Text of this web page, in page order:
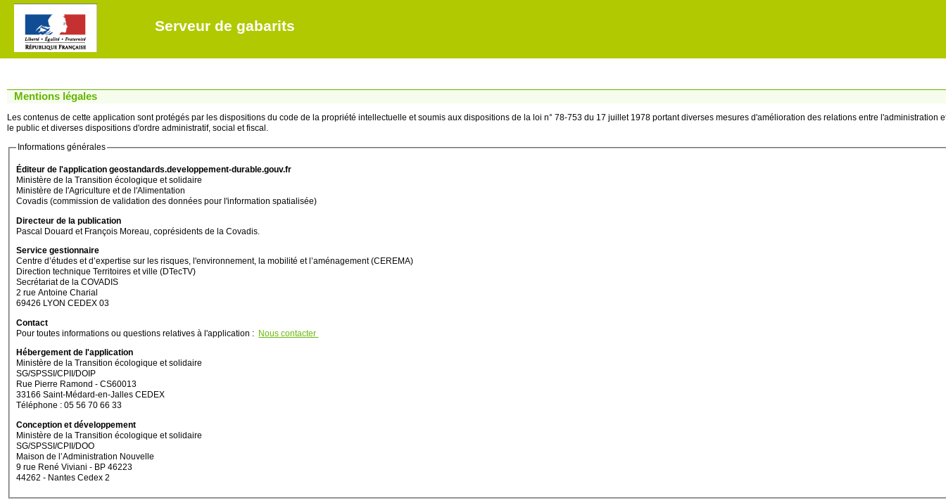
Serveur de gabarits
Mentions légales
Les contenus de cette application sont protégés par les dispositions du code de la propriété intellectuelle et soumis aux dispositions de la loi n° 78-753 du 17 juillet 1978 portant diverses mesures d'amélioration des relations entre l'administration
le public et diverses dispositions d'ordre administratif, social et fiscal.
Informations générales
Éditeur de l'application geostandards.developpement-durable.gouv.fr
Ministère de la Transition écologique et solidaire
Ministère de l'Agriculture et de l'Alimentation
Covadis (commission de validation des données pour l'information spatialisée)
Directeur de la publication
Pascal Douard et François Moreau, coprésidents de la Covadis.
Service gestionnaire
Centre d’études et d’expertise sur les risques, l'environnement, la mobilité et l’aménagement (CEREMA)
Direction technique Territoires et ville (DTecTV)
Secrétariat de la COVADIS
2 rue Antoine Charial
69426 LYON CEDEX 03
Contact
Pour toutes informations ou questions relatives à l'application : Nous contacter
Hébergement de l'application
Ministère de la Transition écologique et solidaire
SG/SPSSI/CPII/DOIP
Rue Pierre Ramond - CS60013
33166 Saint-Médard-en-Jalles CEDEX
Téléphone : 05 56 70 66 33
Conception et développement
Ministère de la Transition écologique et solidaire
SG/SPSSI/CPII/DOO
Maison de l’Administration Nouvelle
9 rue René Viviani - BP 46223
44262 - Nantes Cedex 2